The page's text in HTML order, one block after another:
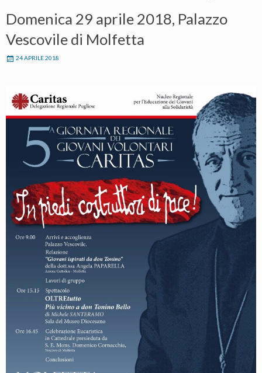
Domenica 29 aprile 2018, Palazzo
Vescovile di Molfetta
24 APRILE 2018